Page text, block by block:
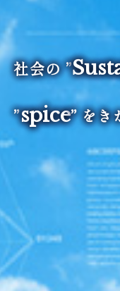
社会の ”
”spice” をき